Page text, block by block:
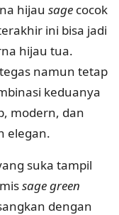
hijau sage cocok
ini bisa jadi
hijau tua.
namun tetap
keduanya
modern, dan
elegan.
suka tampil
sage green
dengan